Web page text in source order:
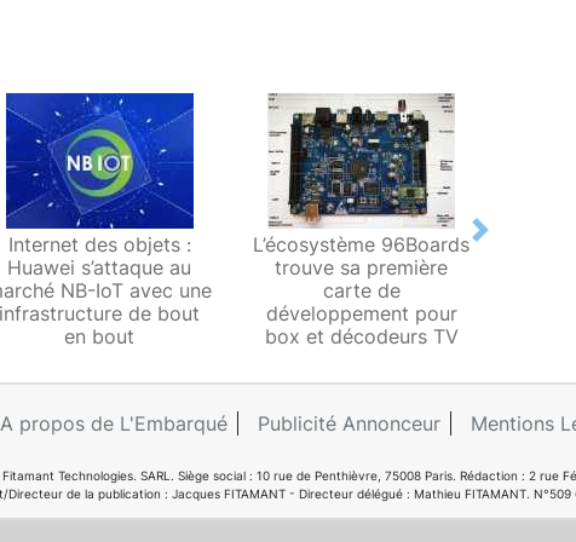
Internet des objets :
Huawei s’attaque au
NB-IoT avec une
infrastructure de bout
en bout
L’écosystème 96Boards
trouve sa première
carte de
développement pour
box et décodeurs TV
Next
A propos de L'Embarqué Publicité Annonceur Mentions
Technologies. SARL. Siège social : 10 rue de Penthièvre, 75008 Paris. Rédaction : 2 rue
Directeur de la publication : Jacques FITAMANT - Directeur délégué : Mathieu FITAMANT. N°509